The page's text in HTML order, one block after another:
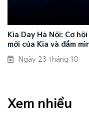
Xem nhiều
Kia Day Hà Nội: Cơ
mới của Kia và đắm
Quốc
Ngày 23 tháng 10